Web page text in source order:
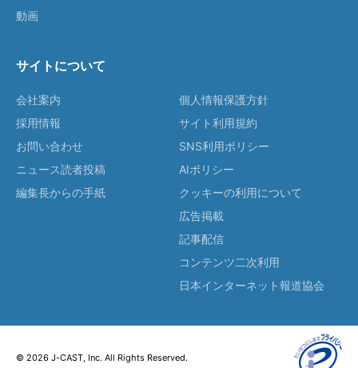
動画
サイトについて
会社案内
採用情報
お問い合わせ
ニュース読者投稿
編集長からの手紙
個人情報保護方針
サイト利用規約
SNS利用ポリシー
AIポリシー
クッキーの利用について
広告掲載
記事配信
コンテンツ二次利用
日本インターネット報道協会
© 2026 J-CAST, Inc. All Rights Reserved.